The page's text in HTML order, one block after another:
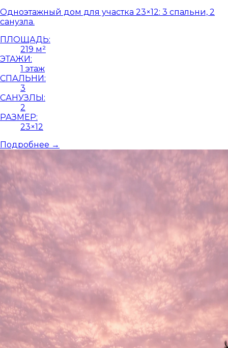
Одноэтажный дом для участка 23×12: 3 спальни, 2
санузла.
ПЛОЩАДЬ:
219 м²
ЭТАЖИ:
1 этаж
СПАЛЬНИ:
3
САНУЗЛЫ:
2
РАЗМЕР:
23×12
Подробнее →